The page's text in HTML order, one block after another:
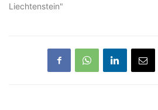
Liechtenstein"